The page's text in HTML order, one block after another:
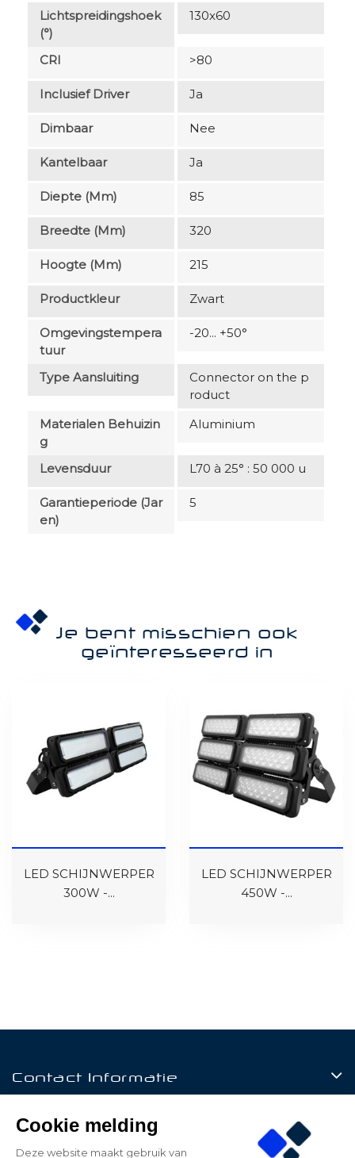
Lichtspreidingshoek
(°)
130x60
CRI >80
Inclusief Driver Ja
Dimbaar Nee
Kantelbaar Ja
Diepte (mm) 85
Breedte (mm) 320
Hoogte (mm) 215
Productkleur Zwart
Omgevingstempera
Tuur
-20... +50°
Type Aansluiting
Connector on the p
roduct
Materialen Behuizin
G
Aluminium
Levensduur L70 à 25° : 50 000 u
Garantieperiode (jar
En)
5
Je bent misschien ook
geïnteresseerd in
LED SCHIJNWERPER
300W -...
LED SCHIJNWERPER
450W -...
Contact Informatie
Cookie melding
Deze website maakt gebruik van